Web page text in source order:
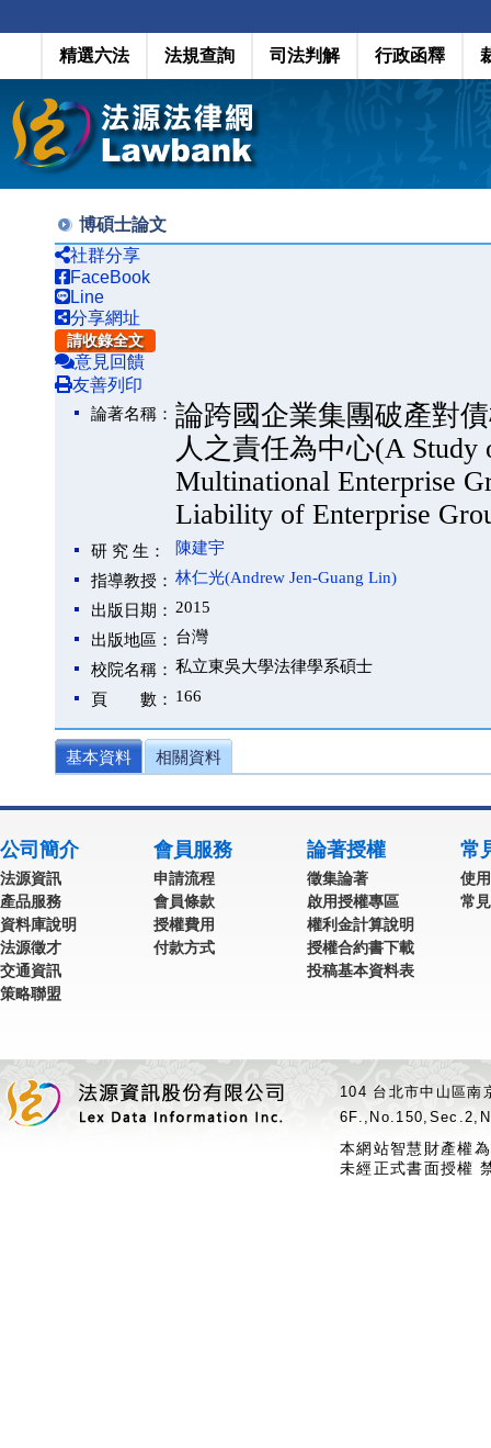
精選六法 法規查詢 司法判解 行政函釋
博碩士論文
社群分享
FaceBook
Line
分享網址
請收錄全文
意見回饋
友善列印
論著名稱： 論跨國企業集團破產對
人之責任為中心(A Study
Multinational Enterprise
Liability of Enterprise
研 究 生：
陳建宇
指導教授： 林仁光(Andrew Jen-Guang Lin)
出版日期： 2015
出版地區： 台灣
校院名稱： 私立東吳大學法律學系碩士
頁 數： 166
基本資料 相關資料
公司簡介
法源資訊
產品服務
資料庫說明
法源徵才
交通資訊
策略聯盟
會員服務
申請流程
會員條款
授權費用
付款方式
論著授權
徵集論著
啟用授權專區
權利金計算說明
授權合約書下載
投稿基本資料表
常
使
常
104 台北市中山區
本網站智慧財產權
未經正式書面授權